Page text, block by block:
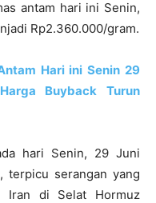
antam hari ini Senin,
Rp2.360.000/gram.
Hari ini Senin 29
Buyback Turun
hari Senin, 29 Juni
terpicu serangan yang
Iran di Selat Hormuz